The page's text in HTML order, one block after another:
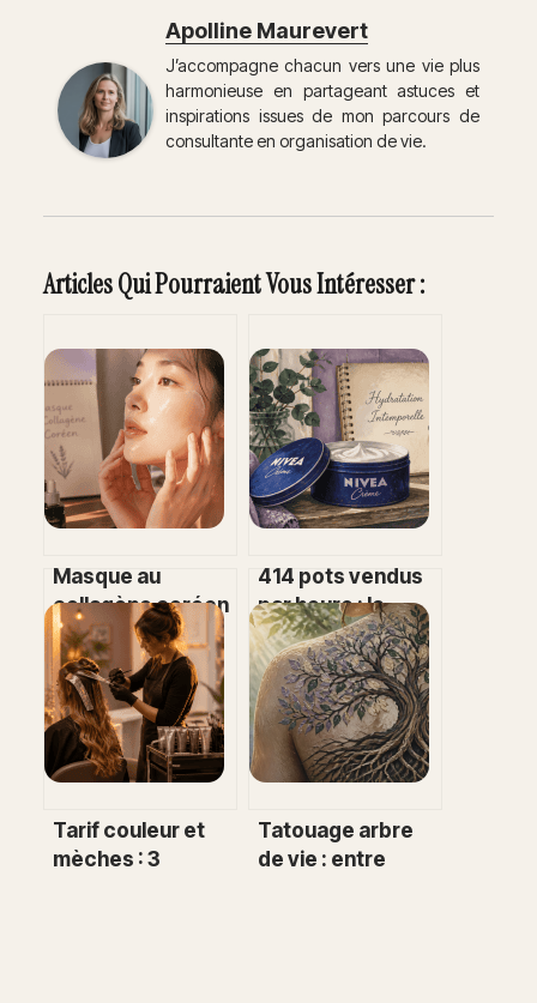
Apolline Maurevert
J’accompagne chacun vers une vie plus
harmonieuse en partageant astuces et
inspirations issues de mon parcours de
consultante en organisation de vie.
Articles Qui Pourraient Vous Intéresser :
Masque au
collagène coréen
: effet lifting réel
ou simple illusion
cosmétique ?
414 pots vendus
par heure : la
crème Nivea
bleue est-elle
vraiment efficace
selon les
dermatologues ?
Tarif couleur et
mèches : 3
Tatouage arbre
de vie : entre